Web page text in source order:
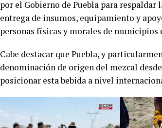
por el Gobierno de Puebla para
entrega de insumos, equipamiento y
personas físicas y morales de
Cabe destacar que Puebla, y
denominación de origen del mezcal
posicionar esta bebida a nivel